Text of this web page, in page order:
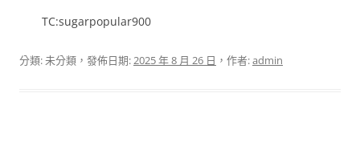
TC:sugarpopular900
分類: 未分類，發佈日期:2025 年 8 月 26 日 ，作者:admin